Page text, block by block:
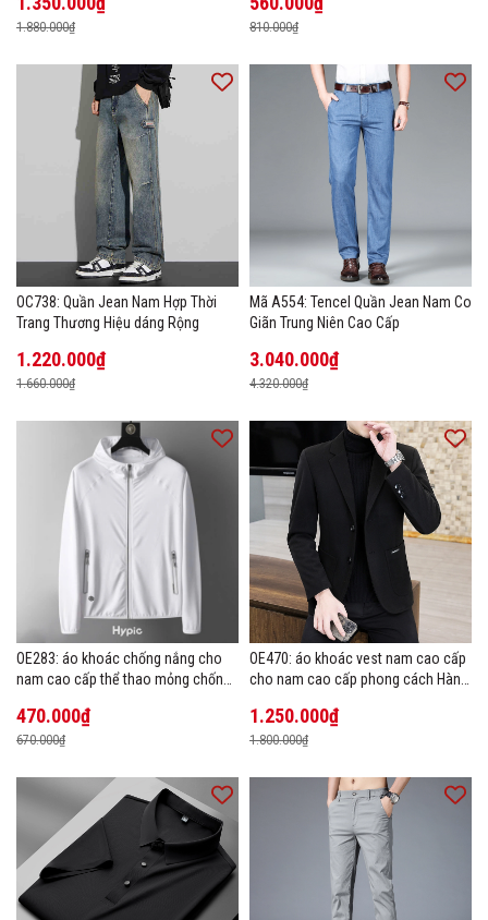
1.880.000₫ 810.000₫
OC738: Quần Jean Nam Hợp Thời
Trang Thương Hiệu dáng Rộng
1.220.000₫
1.660.000₫
Mã A554: Tencel Quần Jean Nam Co
Giãn Trung Niên Cao Cấp
3.040.000₫
4.320.000₫
OE283: áo khoác chống nắng cho
nam cao cấp thể thao mỏng chống
470.000₫
670.000₫
OE470: áo khoác vest nam cao cấp
cho nam cao cấp phong cách Hàn
1.250.000₫
1.800.000₫